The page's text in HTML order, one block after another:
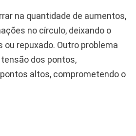
na quantidade de aumentos,
no círculo, deixando o
repuxado. Outro problema
dos pontos,
altos, comprometendo o